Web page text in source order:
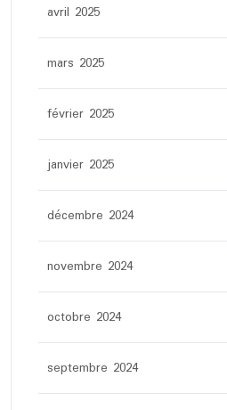
avril 2025
mars 2025
février 2025
janvier 2025
décembre 2024
novembre 2024
octobre 2024
septembre 2024